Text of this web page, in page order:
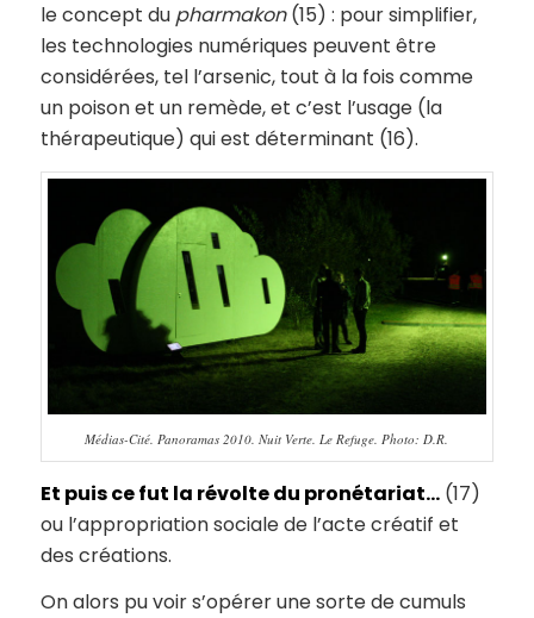
le concept du pharmakon(15) : pour simplifier,
les technologies numériques peuvent être
considérées, tel l’arsenic, tout à la fois comme
un poison et un remède, et c’est l’usage (la
thérapeutique) qui est déterminant (16).
Médias-Cité. Panoramas 2010. Nuit Verte. Le Refuge. Photo: D.R.
Et puis ce fut la révolte du pronétariat…(17)
ou l’appropriation sociale de l’acte créatif et
des créations.
On alors pu voir s’opérer une sorte de cumuls